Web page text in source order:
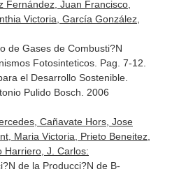
Fernández, Juan Francisco,
Victoria, García González,
de Gases de Combusti?N
Fotosinteticos. Pag. 7-12.
el Desarrollo Sostenible.
Pulido Bosch. 2006
Cañavate Hors, Jose
Maria Victoria, Prieto Beneitez,
Harriero, J. Carlos:
de la Producci?N de B-